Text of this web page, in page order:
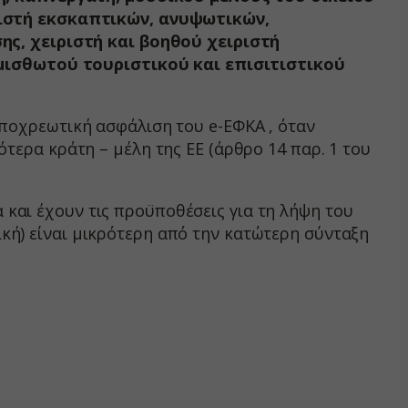
εκσκαπτικών, ανυψωτικών,
χειριστή και βοηθού χειριστή
τουριστικού και επισιτιστικού
ασφάλιση του e-ΕΦΚΑ , όταν
κράτη – μέλη της ΕΕ (άρθρο 14 παρ. 1 του
έχουν τις προϋποθέσεις για τη λήψη του
είναι μικρότερη από την κατώτερη σύνταξη
όπως
σε